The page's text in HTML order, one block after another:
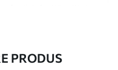
PRODUS